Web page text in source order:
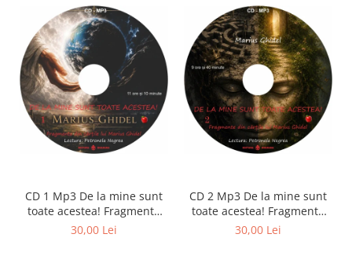
CD 1 Mp3 De la mine sunt
toate acestea! Fragmente
din cărțile lui Marius Ghidel
30,00 Lei
CD 2 Mp3 De la mine sunt
toate acestea! Fragmente
din cărțile lui Marius Ghidel
30,00 Lei